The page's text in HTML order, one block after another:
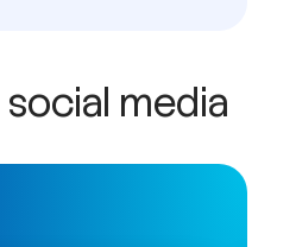
social media